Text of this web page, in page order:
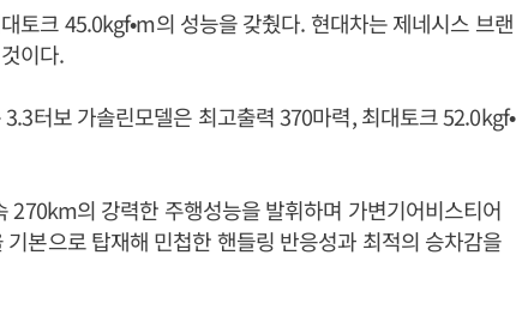
토크 45.0kgf•m의 성능을 갖췄다. 현대차는 제네시스 브랜
이다.
3.3터보 가솔린모델은 최고출력 370마력, 최대토크 52.0kgf•
270km의 강력한 주행성능을 발휘하며 가변기어비스티어
기본으로 탑재해 민첩한 핸들링 반응성과 최적의 승차감을